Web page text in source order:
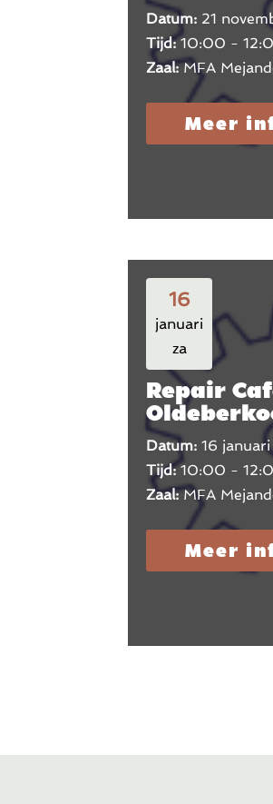
Datum: 21
Tijd:10:00 -
Zaal:MFA
Meer
16
januari
za
Repair
Datum:16
Tijd:10:00 -
Zaal:MFA
Meer